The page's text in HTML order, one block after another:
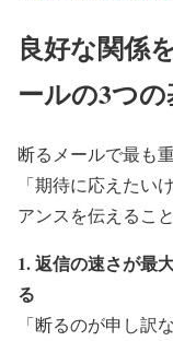
良好な関係
ールの3つ
断るメールで最も
「期待に応えたい
アンスを伝えること
1. 返信の速さが最
る
「断るのが申し訳